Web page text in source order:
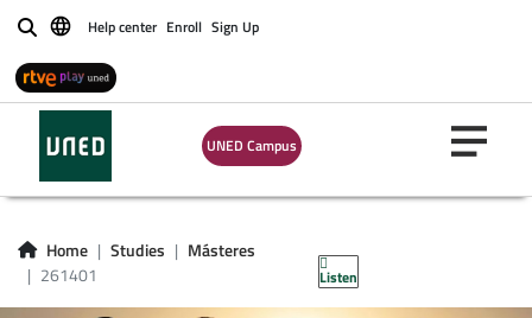
BuscarHelp center Enroll Sign Up
UNED Campus
Home Studies
Másteres
261401
Listen